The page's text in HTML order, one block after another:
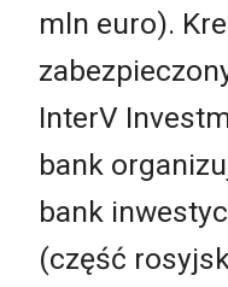
mln euro).
InterV
bank
bank
(część